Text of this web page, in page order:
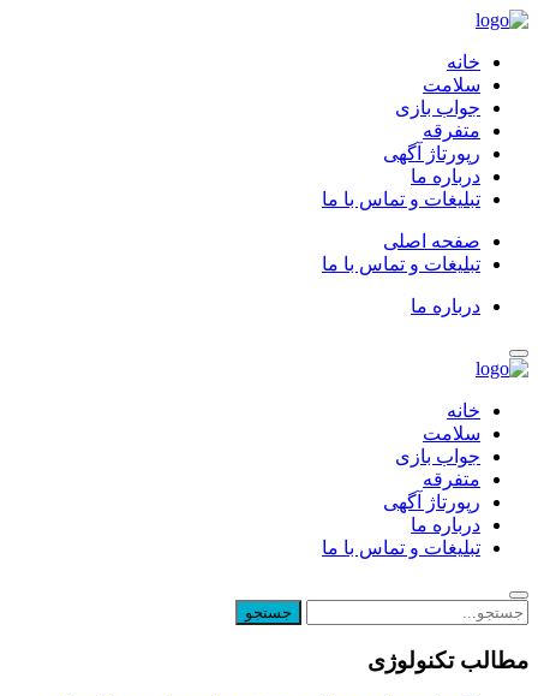
خانه
سلامت
جواب بازی
متفرقه
رپورتاژ آگهی
درباره ما
تبلیغات و تماس با ما
صفحه اصلی
تبلیغات و تماس با ما
درباره ما
خانه
سلامت
جواب بازی
متفرقه
رپورتاژ آگهی
درباره ما
تبلیغات و تماس با ما
مطالب تکنولوژی